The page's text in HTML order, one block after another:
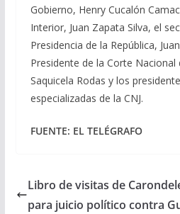
Gobierno, Henry Cucalón
Interior, Juan Zapata Silva, el
Presidencia de la República,
Presidente de la Corte Nacional
Saquicela Rodas y los
especializadas de la CNJ.
FUENTE: EL TELÉGRAFO
Libro de visitas de
para juicio político contra